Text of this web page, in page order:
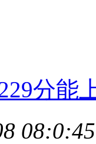
分能
08:0:45